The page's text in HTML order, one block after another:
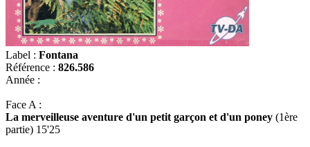
Label : Fontana
Référence : 826.586
Année :
Face A :
La merveilleuse aventure d'un petit garçon et d'un poney (1ère
partie) 15'25